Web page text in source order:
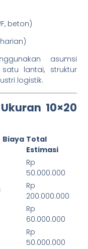
beton)
asumsi
lantai, struktur
logistik.
10×20
Total
Estimasi
Rp
50.000.000
Rp
200.000.000
Rp
60.000.000
Rp
50.000.000